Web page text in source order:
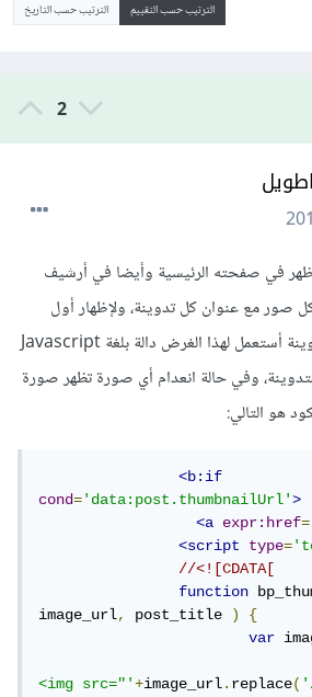
الترتيب حسب التقييم الترتيب حسب التاريخ
2
في صفحته الرئيسية وأيضا في أرشيف
صور مع عنوان كل تدوينة، ولإظهار أول
صورة مرفوعة على كل تدوينة أستعمل لهذا الغرض دالة بلغة Javascript
وفي حالة انعدام أي صورة تظهر صورة
هو التالي:
<b:if
cond='data:post.thumbnailUrl'>
<a
expr:href
<script
type=
//<![CDATA[
function
image_url, post_title )
{
var
<img src="'+image_url.replace(